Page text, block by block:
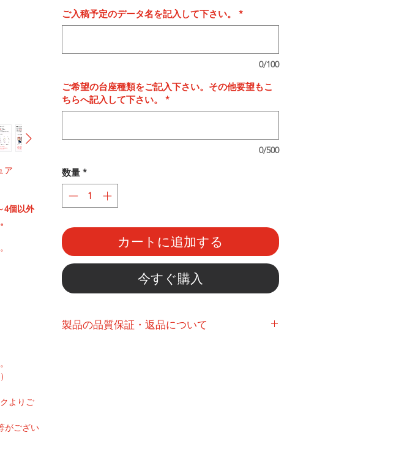
ア
4個以外
よりご
がござい
ご入稿予定のデータ名を記入して下さい。 *
0/100
ご希望の台座種類をご記入下さい。その他要望もこ
ちらへ記入して下さい。
*
0/500
数量 *
カートに追加する
今すぐ購入
製品の品質保証・返品について